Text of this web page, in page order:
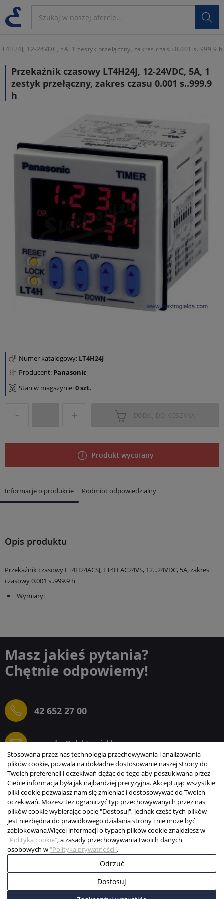

12-24VDC, 5A, 1 zestyk przełączny, zakres czasu 0.001 s..999.9 h
Przekaźnik czasowy LT4H24J, 12-24VDC, 5A, 1
zestyk przełączny, zakres czasu 0.001 s..999.9
h
Numer katalogowy: LT4H24J
Producent: Panasonic
Stan w magazynie:0 szt.
DODAJ DO KOSZYKA
Produkt wycofany
Informacje o produkcie Podmiot odpowiedzialny
Opis produktu
Przekaźnik czasowy LT4H24ACSJ, LT4H AC24VS, 12...24VDC, 5A, zakres
czasowy 0.001 s..999.9 h
Wymiary:
Masz jakieś pytania?
Chętnie odpowiemy!
42 652 27 00
sprzedaz@elektrogielda.com
ELEKTROGIEŁDA SZ.ŻACZKIEWICZ; M.KARLIŃSKI
SP.J.
INFORMACJE
STREFA KLIENTA
Stosowana przez nas technologia przechowywania i analizowania
plików cookie, pozwala na dokładne dostosowanie naszej strony do
Twoich preferencji i oczekiwań dążąc do tego aby poszukiwana przez
Ciebie informacja była jak najbardziej precyzyjna. Akceptując wszystkie
pliki cookie pozwalasz nam się zmieniać i dostosowywać do Twoich
oczekiwań. Możesz też ograniczyć typ przechowywanych przez nas
plików cookie wybierając opcję "Dostosuj", jednak część tych plików
jest niezbędna do prawidłowego działania strony i nie może być
zablokowana.Więcej informacji o typach plików cookie znajdziesz w
"Polityka cookie", a zasady przechowywania twoich danych
osobowych w "Polityka prywatności".
Odrzuć
Dostosuj
Copyright © 2003-2026 Elektrogiełda s.j.
Projekt i realizacja:BigCom